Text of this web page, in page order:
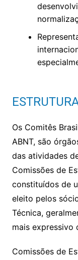
Os Comitês
ABNT, são
das atividades
Comissões de
constituídos de
eleito pelos
Técnica,
mais expressivo
Comissões de